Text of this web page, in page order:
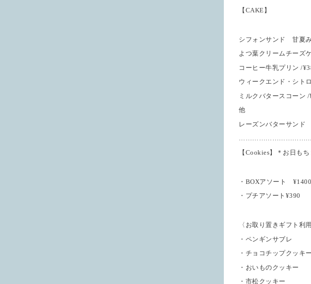
【CAKE】
シフォンサンド 甘夏
よつ葉クリームチーズ
コーヒー牛乳プリン /
ウィークエンド・シト
ミルクバタースコーン /
他
レーズンバターサンド
【Cookies】＊お日も
・BOXアソート
・プチアソート¥390
〈お取り置きギフト利
・ペンギンサブレ
・チョコチップクッキー
・おいものクッキー
・市松クッキー